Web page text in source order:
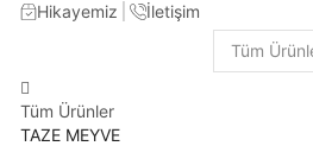
Hikayemiz İletişim
Search
Tüm Ürünler
TAZE MEYVE